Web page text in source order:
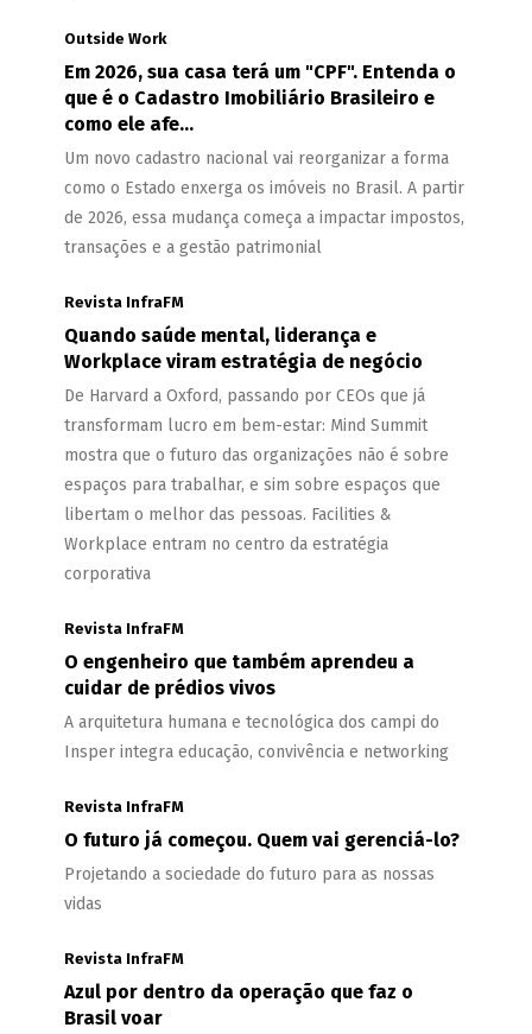
Outside Work
Em 2026, sua casa terá um "CPF". Entenda o
que é o Cadastro Imobiliário Brasileiro e
como ele afe...
Um novo cadastro nacional vai reorganizar a forma
como o Estado enxerga os imóveis no Brasil. A partir
de 2026, essa mudança começa a impactar impostos,
transações e a gestão patrimonial
Revista InfraFM
Quando saúde mental, liderança e
Workplace viram estratégia de negócio
De Harvard a Oxford, passando por CEOs que já
transformam lucro em bem-estar: Mind Summit
mostra que o futuro das organizações não é sobre
espaços para trabalhar, e sim sobre espaços que
libertam o melhor das pessoas. Facilities &
Workplace entram no centro da estratégia
corporativa
Revista InfraFM
O engenheiro que também aprendeu a
cuidar de prédios vivos
A arquitetura humana e tecnológica dos campi do
Insper integra educação, convivência e networking
Revista InfraFM
O futuro já começou. Quem vai gerenciá-lo?
Projetando a sociedade do futuro para as nossas
vidas
Revista InfraFM
Azul por dentro da operação que faz o
Brasil voar